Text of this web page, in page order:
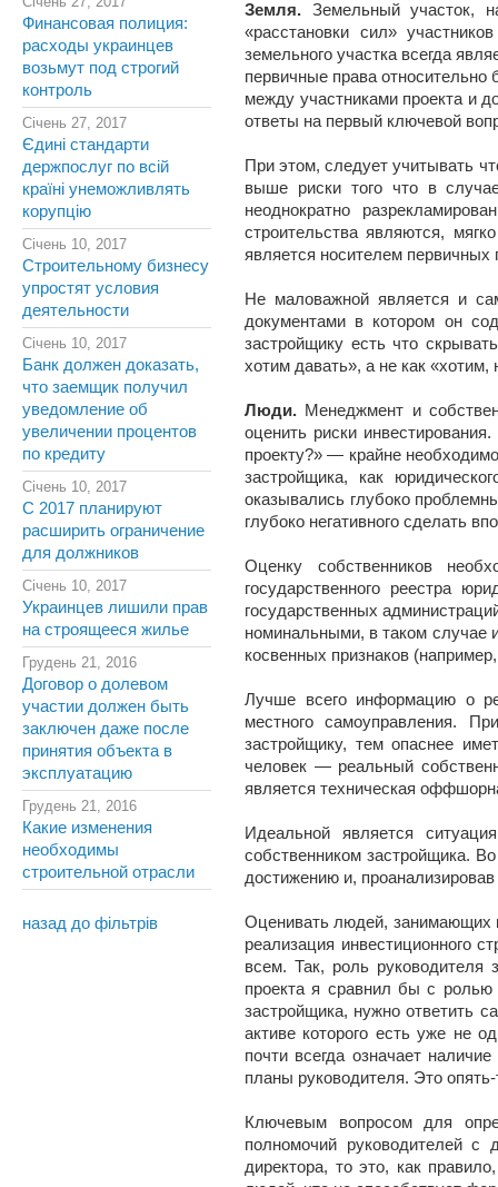
Финансовая полиция:
расходы украинцев
возьмут под строгий
контроль
Січень 27, 2017
Єдині стандарти
держпослуг по всій
країні унеможливлять
корупцію
Січень 10, 2017
Строительному бизнесу
упростят условия
деятельности
Січень 10, 2017
Банк должен доказать,
что заемщик получил
уведомление об
увеличении процентов
по кредиту
Січень 10, 2017
С 2017 планируют
расширить ограничение
для должников
Січень 10, 2017
Украинцев лишили прав
на строящееся жилье
Грудень 21, 2016
Договор о долевом
участии должен быть
заключен даже после
принятия объекта в
эксплуатацию
Грудень 21, 2016
Какие изменения
необходимы
строительной отрасли
назад до фільтрів
Земля. Земельный участок,
«расстановки сил»
земельного участка всегда
первичные права
между участниками проекта и
ответы на первый ключевой
При этом, следует учитывать
выше риски того что в
неоднократно
строительства являются,
является носителем первичных
Не маловажной является и
документами в котором он
застройщику есть что
хотим давать», а не как
Люди. Менеджмент и
оценить риски
проекту?» — крайне
застройщика, как
оказывались глубоко
глубоко негативного сделать
Оценку собственников
государственного реестра
государственных
номинальными, в таком случае
косвенных признаков
Лучше всего информацию о
местного самоуправления.
застройщику, тем опаснее
человек — реальный
является техническая
Идеальной является
собственником застройщика.
достижению и,
Оценивать людей, занимающих
реализация инвестиционного
всем. Так, роль руководителя
проекта я сравнил бы с ролью
застройщика, нужно ответить
активе которого есть уже не
почти всегда означает
планы руководителя. Это
Ключевым вопросом для
полномочий руководителей с
директора, то это, как